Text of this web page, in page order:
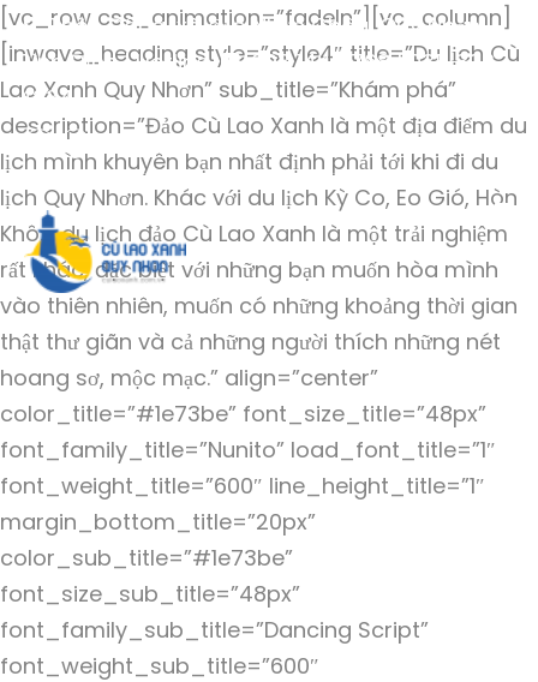
Thôn Đông, xã đảo Nhơn Châu, Quy Nhơn,
Bình Định | Hotline
093 144 6768 | 035 823
4234
[vc_row css_animation=”fadeIn”][vc_column]
[inwave_heading style=”style4″ title=”Du lịch Cù
Lao Xanh Quy Nhơn” sub_title=”Khám phá”
description=”Đảo Cù Lao Xanh là một địa điểm du
lịch mình khuyên bạn nhất định phải tới khi đi du
lịch Quy Nhơn. Khác với du lịch Kỳ Co, Eo Gió, Hòn
Khô…, du lịch đảo Cù Lao Xanh là một trải nghiệm
rất khác, đặc biệt với những bạn muốn hòa mình
vào thiên nhiên, muốn có những khoảng thời gian
thật thư giãn và cả những người thích những nét
hoang sơ, mộc mạc.” align=”center”
color_title=”#1e73be” font_size_title=”48px”
font_family_title=”Nunito” load_font_title=”1″
font_weight_title=”600″ line_height_title=”1″
margin_bottom_title=”20px”
color_sub_title=”#1e73be”
font_size_sub_title=”48px”
font_family_sub_title=”Dancing Script”
font_weight_sub_title=”600″